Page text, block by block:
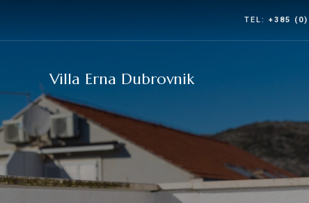
TEL: +385
Villa Erna Dubrovnik